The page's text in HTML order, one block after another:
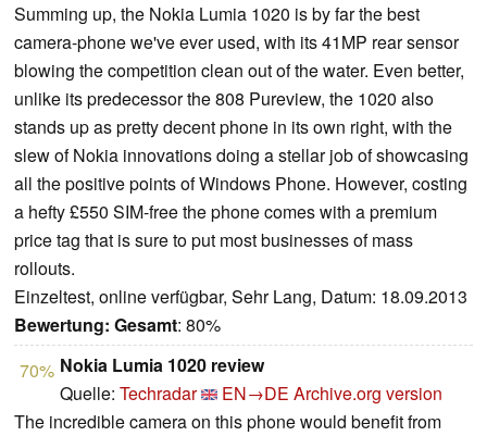
Summing up, the Nokia Lumia 1020 is by far the best
camera-phone we've ever used, with its 41MP rear sensor
blowing the competition clean out of the water. Even better,
unlike its predecessor the 808 Pureview, the 1020 also
stands up as pretty decent phone in its own right, with the
slew of Nokia innovations doing a stellar job of showcasing
all the positive points of Windows Phone. However, costing
a hefty £550 SIM-free the phone comes with a premium
price tag that is sure to put most businesses of mass
rollouts.
Einzeltest, online verfügbar, Sehr Lang, Datum: 18.09.2013
Bewertung: Gesamt: 80%
70% Nokia Lumia 1020 review
Quelle: Techradar EN→DE Archive.org version
The incredible camera on this phone would benefit from